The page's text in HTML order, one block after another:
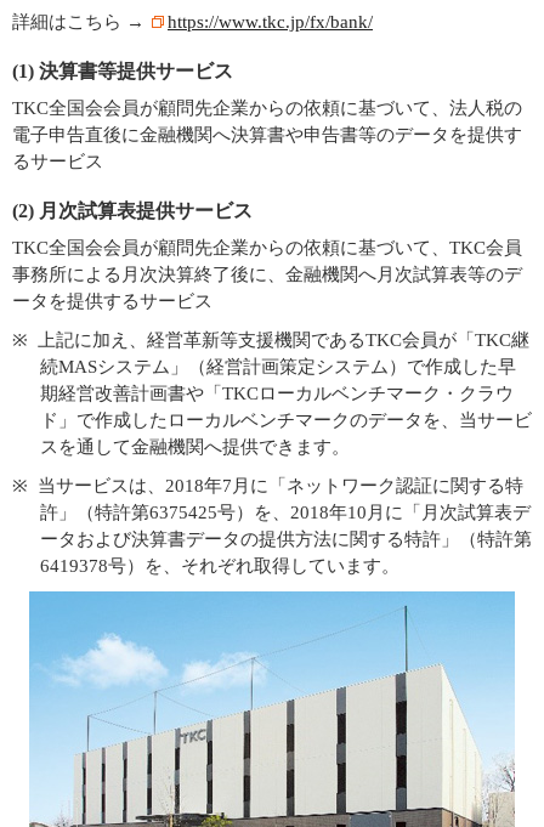
詳細はこちら → https://www.tkc.jp/fx/bank/
(1) 決算書等提供サービス
TKC全国会会員が顧問先企業からの依頼に基づいて、法人税の
電子申告直後に金融機関へ決算書や申告書等のデータを提供す
るサービス
(2) 月次試算表提供サービス
TKC全国会会員が顧問先企業からの依頼に基づいて、TKC会員
事務所による月次決算終了後に、金融機関へ月次試算表等のデ
ータを提供するサービス
上記に加え、経営革新等支援機関であるTKC会員が「TKC継
続MASシステム」（経営計画策定システム）で作成した早
期経営改善計画書や「TKCローカルベンチマーク・クラウ
ド」で作成したローカルベンチマークのデータを、当サービ
スを通して金融機関へ提供できます。
当サービスは、2018年7月に「ネットワーク認証に関する特
許」（特許第6375425号）を、2018年10月に「月次試算表デ
ータおよび決算書データの提供方法に関する特許」（特許第
6419378号）を、それぞれ取得しています。